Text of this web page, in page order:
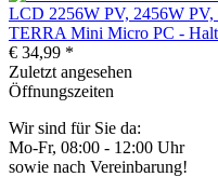
TERRA Mini Micro PC -
€ 34,99 *
Zuletzt angesehen
Öffnungszeiten
Wir sind für Sie da:
Mo-Fr, 08:00 - 12:00 Uhr
sowie nach Vereinbarung!